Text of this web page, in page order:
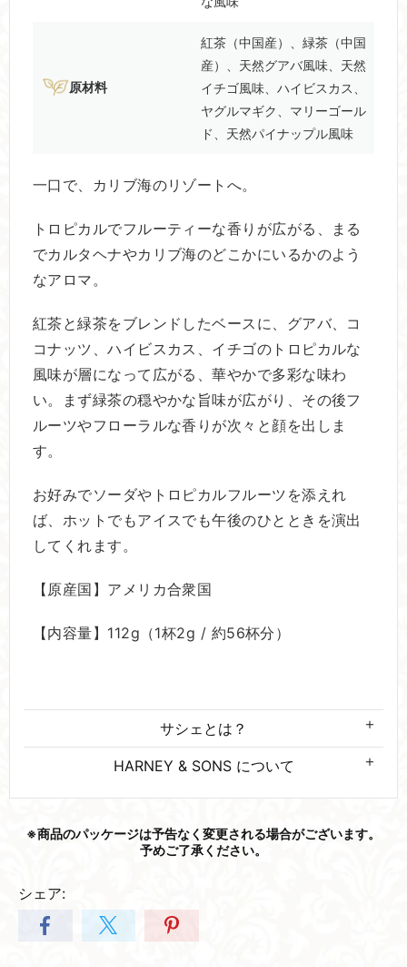
原材料
紅茶（中国産）、緑茶（中国
産）、天然グアバ風味、天然
イチゴ風味、ハイビスカス、
ヤグルマギク、マリーゴール
ド、天然パイナップル風味
一口で、カリブ海のリゾートへ。
トロピカルでフルーティーな香りが広がる、まる
でカルタヘナやカリブ海のどこかにいるかのよう
なアロマ。
紅茶と緑茶をブレンドしたベースに、グアバ、コ
コナッツ、ハイビスカス、イチゴのトロピカルな
風味が層になって広がる、華やかで多彩な味わ
い。まず緑茶の穏やかな旨味が広がり、その後フ
ルーツやフローラルな香りが次々と顔を出しま
す。
お好みでソーダやトロピカルフルーツを添えれ
ば、ホットでもアイスでも午後のひとときを演出
してくれます。
【原産国】アメリカ合衆国
【内容量】112g（1杯2g / 約56杯分）
サシェとは？
HARNEY & SONS について
※商品の​パッケージは​予告なく​変更される​場合が​ございます。​
予めご了承ください。
シェア: